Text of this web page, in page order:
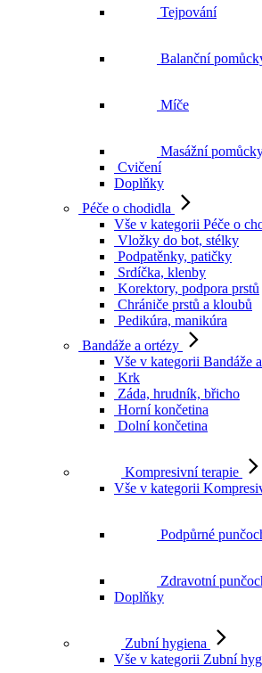
Tejpování
Balanční
Míče
Masážní
Cvičení
Doplňky
Péče o chodidla
Vše v kategorii Péče o
Vložky do bot, stélky
Podpatěnky, patičky
Srdíčka, klenby
Korektory, podpora prstů
Chrániče prstů a kloubů
Pedikúra, manikúra
Bandáže a ortézy
Vše v kategorii Bandáže
Krk
Záda, hrudník, břicho
Horní končetina
Dolní končetina
Vše v kategorii
Doplňky
Vše v kategorii Zubní